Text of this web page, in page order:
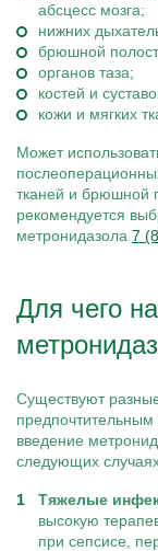
абсцесс мозга;
нижних
брюшной
органов таза;
костей и
кожи и мягких
Может
тканей и брюшной
рекомендуется
метронидазола 7
Для чего
Существуют
предпочтительным
введение
следующих
Тяжелые
высокую
при сепсисе,